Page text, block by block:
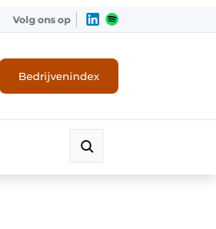
Volg ons op
Bedrijvenindex